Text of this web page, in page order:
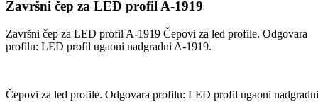
Završni čep za LED profil A-1919
Završni čep za LED profil A-1919 Čepovi za led profile. Odgovara
profilu: LED profil ugaoni nadgradni A-1919.
Čepovi za led profile. Odgovara profilu: LED profil ugaoni